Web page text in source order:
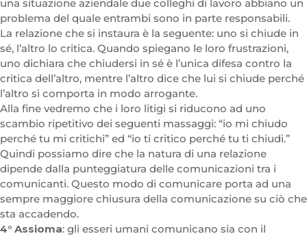
una situazione aziendale due colleghi di lavoro abbiano un
problema del quale entrambi sono in parte responsabili.
La relazione che si instaura è la seguente: uno si chiude in
sé, l’altro lo critica. Quando spiegano le loro frustrazioni,
uno dichiara che chiudersi in sé è l’unica difesa contro la
critica dell’altro, mentre l’altro dice che lui si chiude perché
l’altro si comporta in modo arrogante.
Alla fine vedremo che i loro litigi si riducono ad uno
scambio ripetitivo dei seguenti massaggi: “io mi chiudo
perché tu mi critichi” ed “io ti critico perché tu ti chiudi.”
Quindi possiamo dire che la natura di una relazione
dipende dalla punteggiatura delle comunicazioni tra i
comunicanti. Questo modo di comunicare porta ad una
sempre maggiore chiusura della comunicazione su ciò che
sta accadendo.
4° Assioma: gli esseri umani comunicano sia con il